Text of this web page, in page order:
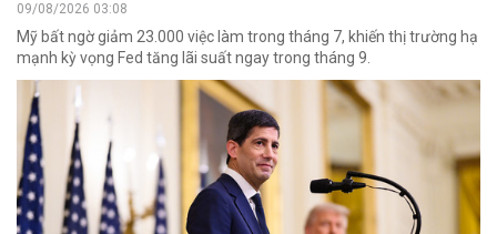
09/08/2026 03:08
Mỹ bất ngờ giảm 23.000 việc làm trong tháng 7, khiến thị trường hạ
mạnh kỳ vọng Fed tăng lãi suất ngay trong tháng 9.